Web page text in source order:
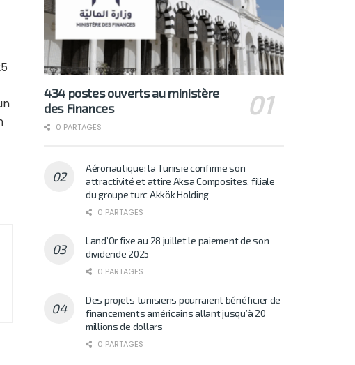
434 postes ouverts au ministère
des Finances
0 PARTAGES
Aéronautique: la Tunisie confirme son
attractivité et attire Aksa Composites, filiale
du groupe turc Akkök Holding
0 PARTAGES
Land’Or fixe au 28 juillet le paiement de son
dividende 2025
0 PARTAGES
Des projets tunisiens pourraient bénéficier de
financements américains allant jusqu’à 20
millions de dollars
0 PARTAGES